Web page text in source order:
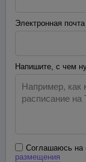
Электронная почта
Напишите, с чем
Соглашаюсь на
размещения